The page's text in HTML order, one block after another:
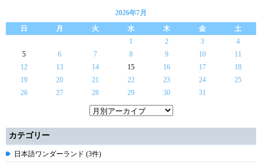
2026年7月
日
月 火 水 木 金
土
1
2 3
4
5
6 7 8 9 10
11
12
13 14 15 16 17
18
19
20 21 22 23 24
25
26
27 28 29 30 31
カテゴリー
日本語ワンダーランド (3件)